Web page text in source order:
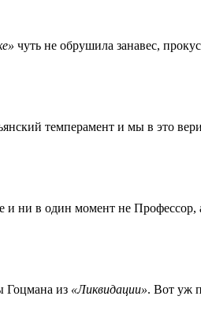
чуть не обрушила занавес,
темперамент и мы в это
и ни в один момент не
Гоцмана из «Ликвидации». Вот уж